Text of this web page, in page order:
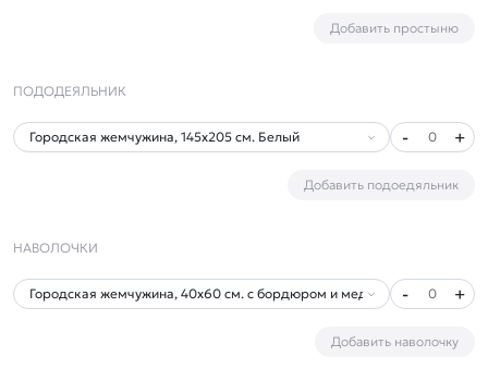
Добавить простыню
ПОДОДЕЯЛЬНИК
- 0 +
Добавить подоедяльник
НАВОЛОЧКИ
- 0 +
Добавить наволочку